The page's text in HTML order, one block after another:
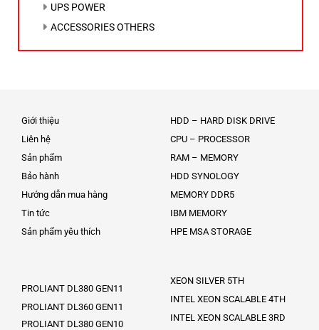
UPS POWER
ACCESSORIES OTHERS
Giới thiệu
Liên hệ
Sản phẩm
Bảo hành
Hướng dẫn mua hàng
Tin tức
Sản phẩm yêu thích
PROLIANT DL380 GEN11
PROLIANT DL360 GEN11
PROLIANT DL380 GEN10
HDD – HARD DISK DRIVE
CPU – PROCESSOR
RAM – MEMORY
HDD SYNOLOGY
MEMORY DDR5
IBM MEMORY
HPE MSA STORAGE
XEON SILVER 5TH
INTEL XEON SCALABLE 4TH
INTEL XEON SCALABLE 3RD